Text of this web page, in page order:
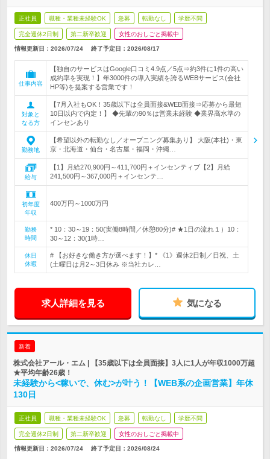
正社員 職種・業種未経験OK 急募 転勤なし 学歴不問
完全週休2日制 第二新卒歓迎 女性のおしごと掲載中
情報更新日：2026/07/24 終了予定日： 2026/08/17
仕事内容
【独自のサービスはGoogle口コミ4.9点／5点⇒約3件に1件の高い
成約率を実現！】年3000件の導入実績を誇るWEBサービス(会社
HP等)を提案する営業です！
対象と
なる方
【7月入社もOK！35歳以下は全員面接&WEB面接⇒応募から最短
10日以内で内定！】 ◆先輩の90％は営業未経験 ◆業界高水準の
インセンあり
勤務地
【希望以外の転勤なし／オープニング募集あり】 大阪(本社)・東
京・北海道・仙台・名古屋・福岡・沖縄…
給与
【1】月給270,900円～411,700円＋インセンティブ【2】月給
241,500円～367,000円＋インセンテ…
初年度
年収
400万円～1000万円
勤務
時間
* 10：30～19：50(実働8時間／休憩80分)# ★1日の流れ１）10：
30～12：30(1時…
休日
休暇
# 【お好きな働き方が選べます！】* 《1》週休2日制／日祝、土
(土曜日は月2～3日休み ※当社カレ…
求人詳細を見る 気になる
新着
株式会社アール・エム | 【35歳以下は全員面接】3人に1人が年収1000万超
★平均年齢26歳！
未経験から<稼いで、休む>が叶う！【WEB系の企画営業】年休
130日
正社員 職種・業種未経験OK 急募 転勤なし 学歴不問
完全週休2日制 第二新卒歓迎 女性のおしごと掲載中
情報更新日：2026/07/24 終了予定日： 2026/08/24